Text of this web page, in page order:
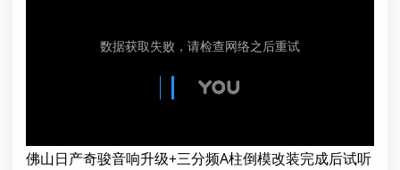
佛山日产奇骏音响升级+三分频A柱倒模改装完成后试听